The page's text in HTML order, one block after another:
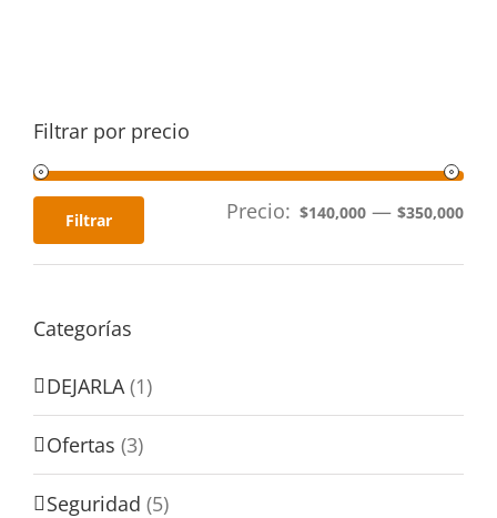
Filtrar por precio
Filtrar Precio: $140,000 — $350,000
Categorías
DEJARLA (1)
Ofertas (3)
Seguridad (5)